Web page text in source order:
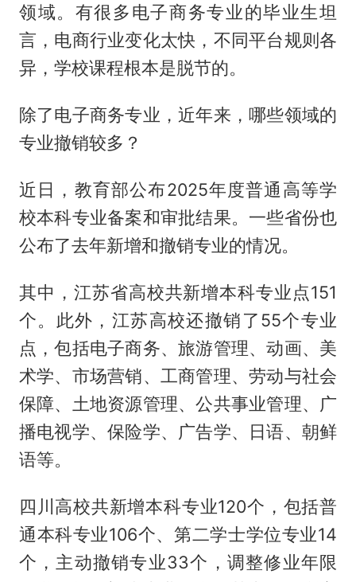
领域。有很多电子商务专业的毕业生坦
言，电商行业变化太快，不同平台规则各
异，学校课程根本是脱节的。
除了电子商务专业，近年来，哪些领域的
专业撤销较多？
近日，教育部公布2025年度普通高等学
校本科专业备案和审批结果。一些省份也
公布了去年新增和撤销专业的情况。
其中，江苏省高校共新增本科专业点151
个。此外，江苏高校还撤销了55个专业
点，包括电子商务、旅游管理、动画、美
术学、市场营销、工商管理、劳动与社会
保障、土地资源管理、公共事业管理、广
播电视学、保险学、广告学、日语、朝鲜
语等。
四川高校共新增本科专业120个，包括普
通本科专业106个、第二学士学位专业14
个，主动撤销专业33个，调整修业年限